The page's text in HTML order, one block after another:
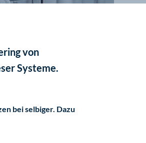
von
Systeme.
bei selbiger. Dazu